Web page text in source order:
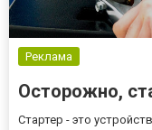
Реклама
Осторожно,
Стартер - это